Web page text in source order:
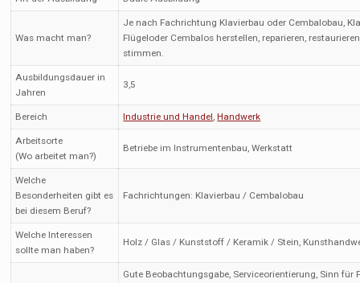
Was macht man?
Je nach Fachrichtung Klavierbau oder Cembalobau,
Flügeloder Cembalos herstellen, reparieren,
stimmen.
Ausbildungsdauer in
Jahren
3,5
Bereich Industrie und Handel,Handwerk
Arbeitsorte
(Wo arbeitet man?)
Betriebe im Instrumentenbau, Werkstatt
Welche
Besonderheiten gibt es
bei diesem Beruf?
Fachrichtungen: Klavierbau / Cembalobau
Welche Interessen
sollte man haben?
Holz / Glas / Kunststoff / Keramik / Stein,
Gute Beobachtungsgabe, Serviceorientierung, Sinn für